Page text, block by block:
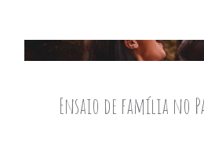
Ensaio de família no